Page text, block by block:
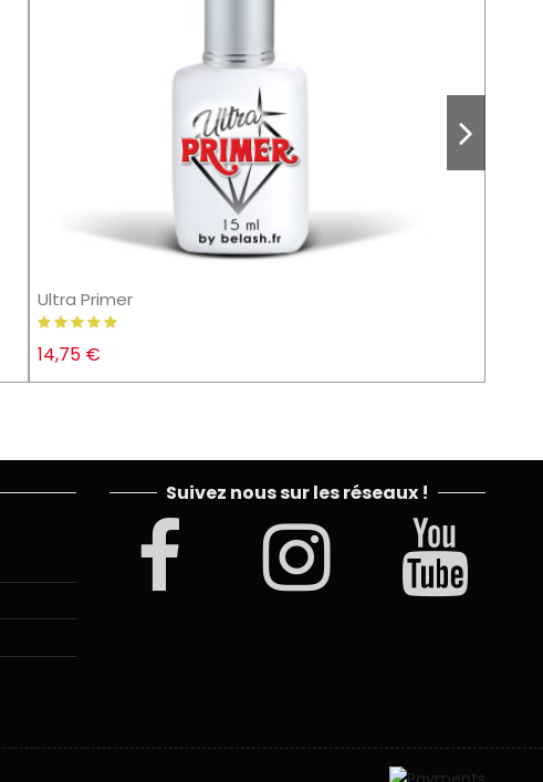
Ultra Primer
14,75 €
Suivez nous sur les réseaux !